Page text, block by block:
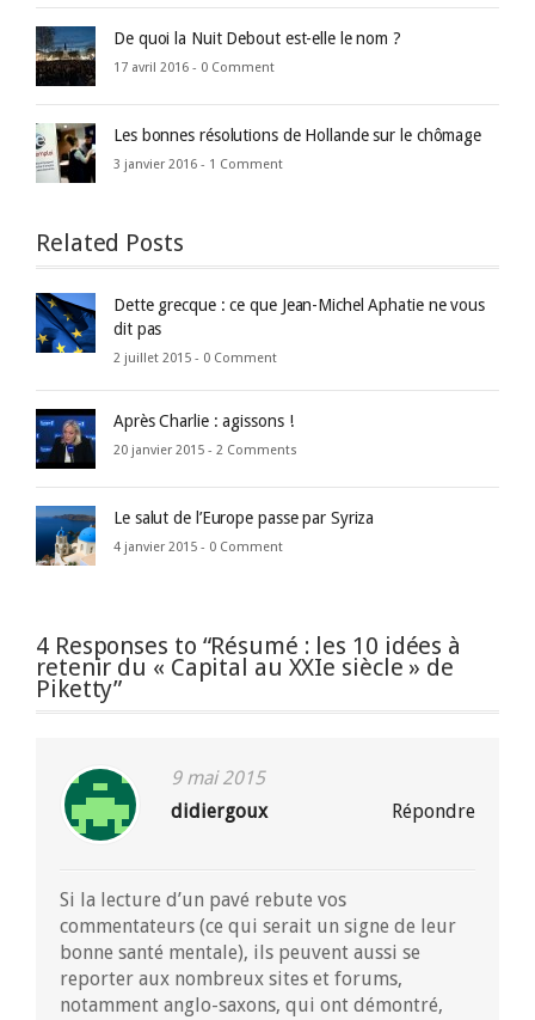
De quoi la Nuit Debout est-elle le nom ?
17 avril 2016 - 0 Comment
Les bonnes résolutions de Hollande sur le chômage
3 janvier 2016 - 1 Comment
Related Posts
Dette grecque : ce que Jean-Michel Aphatie ne vous
dit pas
2 juillet 2015 - 0 Comment
Après Charlie : agissons !
20 janvier 2015 - 2 Comments
Le salut de l’Europe passe par Syriza
4 janvier 2015 - 0 Comment
4 Responses to “Résumé : les 10 idées à
retenir du « Capital au XXIe siècle » de
Piketty”
9 mai 2015
didiergoux
Répondre
Si la lecture d’un pavé rebute vos
commentateurs (ce qui serait un signe de leur
bonne santé mentale), ils peuvent aussi se
reporter aux nombreux sites et forums,
notamment anglo-saxons, qui ont démontré,